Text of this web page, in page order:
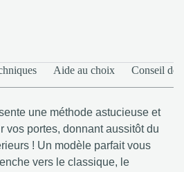
Aide au choix Conseil de
une méthode astucieuse et
vos portes, donnant aussitôt du
! Un modèle parfait vous
vers le classique, le